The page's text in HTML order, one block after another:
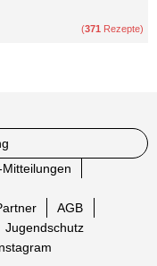
(371 Rezepte)
Mitteilungen
AGB
Jugendschutz